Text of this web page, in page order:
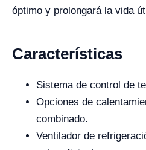
óptimo y prolongará la vida
Características
Sistema de control de
Opciones de
combinado.
Ventilador de